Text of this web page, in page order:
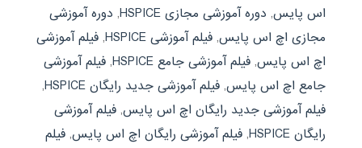
اس پایس, دوره آموزشی مجازی HSPICE , دوره آموزشی
مجازی اچ اس پایس, فیلم آموزشی HSPICE , فیلم آموزشی
اچ اس پایس, فیلم آموزشی جامع HSPICE , فیلم آموزشی
جامع اچ اس پایس, فیلم آموزشی جدید رایگان HSPICE
,
فیلم آموزشی جدید رایگان اچ اس پایس, فیلم آموزشی
رایگان HSPICE
, فیلم آموزشی رایگان اچ اس پایس, فیلم